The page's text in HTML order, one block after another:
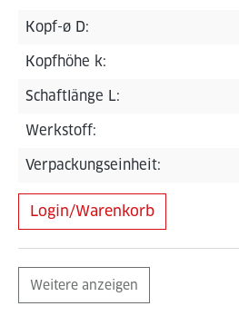
Kopf-ø D:
Kopfhöhe k:
Schaftlänge L:
Werkstoff:
Verpackungseinheit:
Login/Warenkorb
Weitere anzeigen